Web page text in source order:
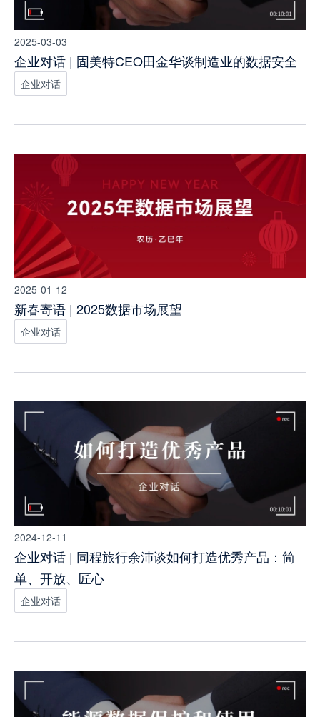
2025-03-03
企业对话 | 固美特CEO田金华谈制造业的数据安全
企业对话
2025-01-12
新春寄语 | 2025数据市场展望
企业对话
2024-12-11
企业对话 | 同程旅行余沛谈如何打造优秀产品：简
单、开放、匠心
企业对话